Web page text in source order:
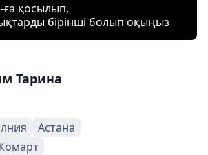
ға қосылып,
бірінші болып оқыңыз
Тарина
Астана